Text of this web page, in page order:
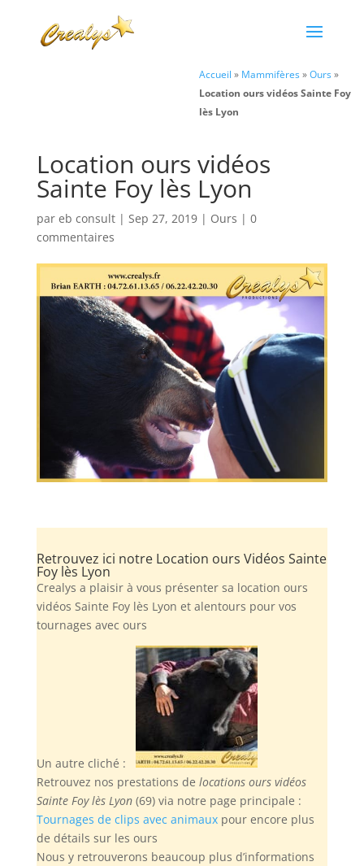
Accueil » Mammifères»Ours»
Location ours vidéos Sainte Foy
lès Lyon
Location ours vidéos
Sainte Foy lès Lyon
par eb consult| Sep 27, 2019| Ours | 0
commentaires
Retrouvez ici notre Location ours Vidéos Sainte
Foy lès Lyon
Crealys a plaisir à vous présenter sa location ours
vidéos Sainte Foy lès Lyon et alentours pour vos
tournages avec ours
Un autre cliché :
Retrouvez nos prestations de locations ours vidéos
Sainte Foy lès Lyon(69) via notre page principale :
Tournages de clips avec animauxpour encore plus
de détails sur les ours
Nous y retrouverons beaucoup plus d’informations